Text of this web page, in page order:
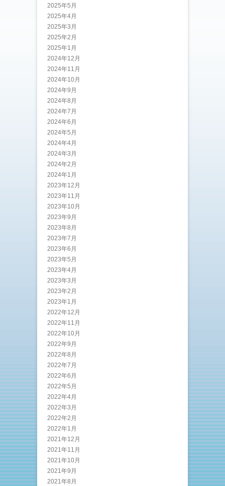
2025年5月
2025年4月
2025年3月
2025年2月
2025年1月
2024年12月
2024年11月
2024年10月
2024年9月
2024年8月
2024年7月
2024年6月
2024年5月
2024年4月
2024年3月
2024年2月
2024年1月
2023年12月
2023年11月
2023年10月
2023年9月
2023年8月
2023年7月
2023年6月
2023年5月
2023年4月
2023年3月
2023年2月
2023年1月
2022年12月
2022年11月
2022年10月
2022年9月
2022年8月
2022年7月
2022年6月
2022年5月
2022年4月
2022年3月
2022年2月
2022年1月
2021年12月
2021年11月
2021年10月
2021年9月
2021年8月